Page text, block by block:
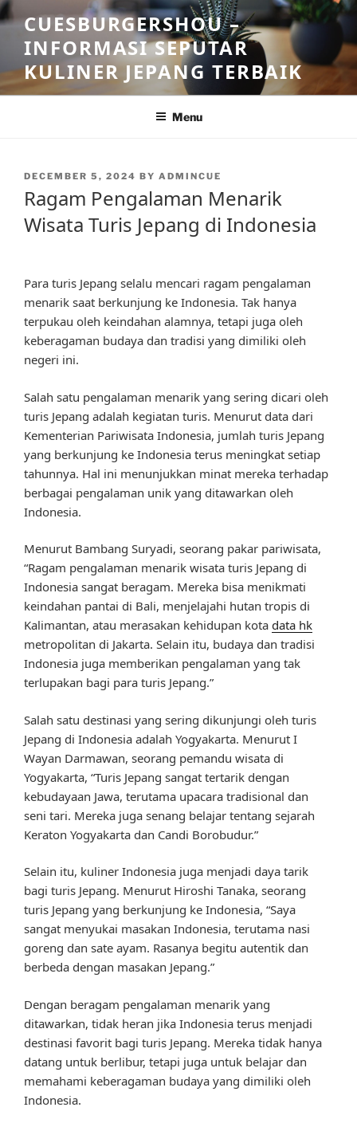
Skip
to
content
CUESBURGERSHOU –
INFORMASI SEPUTAR
KULINER JEPANG TERBAIK
Menu
POSTED
DECEMBER 5, 2024 BY ADMINCUE
Ragam Pengalaman Menarik
Wisata Turis Jepang di Indonesia
Para turis Jepang selalu mencari ragam pengalaman
menarik saat berkunjung ke Indonesia. Tak hanya
terpukau oleh keindahan alamnya, tetapi juga oleh
keberagaman budaya dan tradisi yang dimiliki oleh
negeri ini.
Salah satu pengalaman menarik yang sering dicari oleh
turis Jepang adalah kegiatan turis. Menurut data dari
Kementerian Pariwisata Indonesia, jumlah turis Jepang
yang berkunjung ke Indonesia terus meningkat setiap
tahunnya. Hal ini menunjukkan minat mereka terhadap
berbagai pengalaman unik yang ditawarkan oleh
Indonesia.
Menurut Bambang Suryadi, seorang pakar pariwisata,
“Ragam pengalaman menarik wisata turis Jepang di
Indonesia sangat beragam. Mereka bisa menikmati
keindahan pantai di Bali, menjelajahi hutan tropis di
Kalimantan, atau merasakan kehidupan kota data hk
metropolitan di Jakarta. Selain itu, budaya dan tradisi
Indonesia juga memberikan pengalaman yang tak
terlupakan bagi para turis Jepang.”
Salah satu destinasi yang sering dikunjungi oleh turis
Jepang di Indonesia adalah Yogyakarta. Menurut I
Wayan Darmawan, seorang pemandu wisata di
Yogyakarta, “Turis Jepang sangat tertarik dengan
kebudayaan Jawa, terutama upacara tradisional dan
seni tari. Mereka juga senang belajar tentang sejarah
Keraton Yogyakarta dan Candi Borobudur.”
Selain itu, kuliner Indonesia juga menjadi daya tarik
bagi turis Jepang. Menurut Hiroshi Tanaka, seorang
turis Jepang yang berkunjung ke Indonesia, “Saya
sangat menyukai masakan Indonesia, terutama nasi
goreng dan sate ayam. Rasanya begitu autentik dan
berbeda dengan masakan Jepang.”
Dengan beragam pengalaman menarik yang
ditawarkan, tidak heran jika Indonesia terus menjadi
destinasi favorit bagi turis Jepang. Mereka tidak hanya
datang untuk berlibur, tetapi juga untuk belajar dan
memahami keberagaman budaya yang dimiliki oleh
Indonesia.